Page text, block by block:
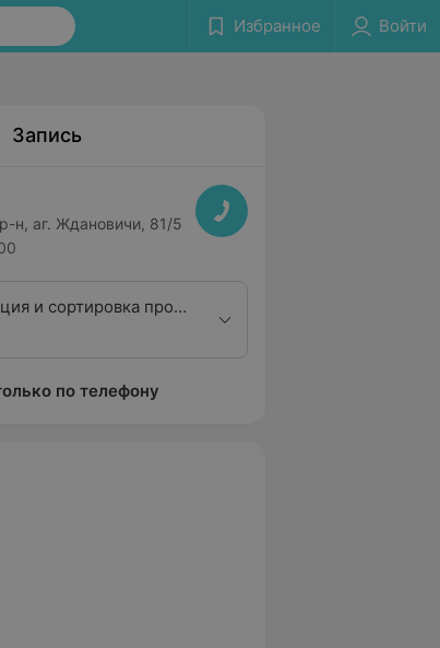
Избранное Войти
Запись
н, аг. Ждановичи, 81/5
и сортировка проб
лабораториях
по телефону